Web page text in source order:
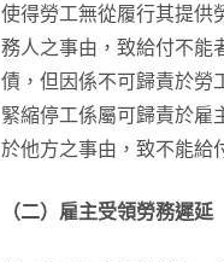
使得勞工無從履行其提供
務人之事由，致給付不能
債，但因係不可歸責於勞
緊縮停工係屬可歸責於雇
於他方之事由，致不能給
（二）雇主受領勞務遲延